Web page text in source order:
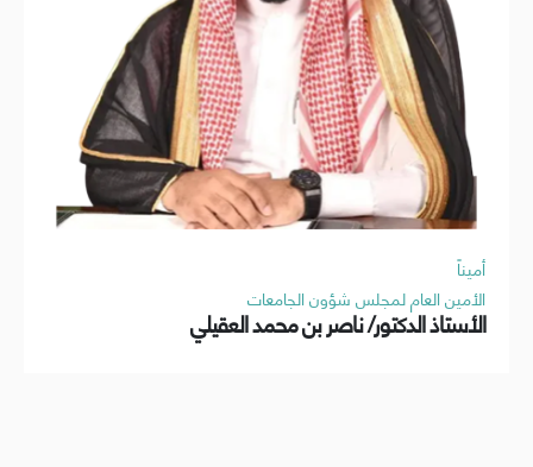
أميناً
الأمين العام لمجلس شؤون الجامعات
الأستاذ الدكتور/ ناصر بن محمد العقيلي